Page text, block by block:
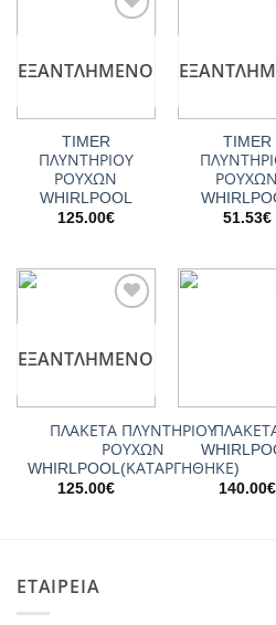
ΕΞΑΝΤΛΗΜΈΝΟ
TIMER
ΠΛΥΝΤΗΡΙΟΥ
ΡΟΥΧΩΝ
WHIRLPOOL
125.00€
TIMER
ΡΟΥΧΩΝ
51.53€
ΕΞΑΝΤΛΗΜΈΝΟ
ΠΛΑΚΕΤΑ ΠΛΥΝΤΗΡΙΟΥ
ΡΟΥΧΩΝ
WHIRLPOOL(ΚΑΤΑΡΓΗΘΗΚΕ)
125.00€ 140.00€
ΕΤΑΙΡΕΙΑ